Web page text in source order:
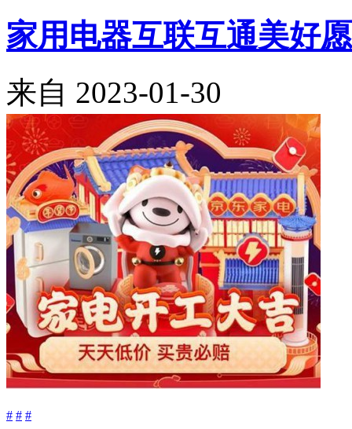
家用电器互联互通美好
来自 2023-01-30
# # #